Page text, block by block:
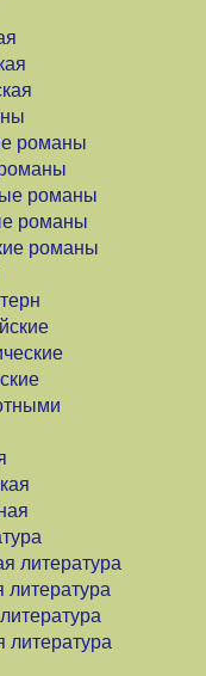
романы
романы
романы
романы
литература
литература
литература